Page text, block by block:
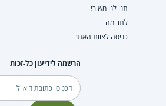
תנו לנו משוב!
לתרומה
כניסה לצוות האתר
הרשמה לידיעון כל-זכות
דוא"ל